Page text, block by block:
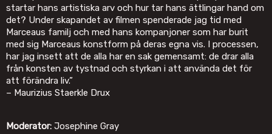
startar hans artistiska arv och hur tar hans ättlingar hand om
det? Under skapandet av filmen spenderade jag tid med
Marceaus familj och med hans kompanjoner som har burit
med sig Marceaus konstform på deras egna vis. I processen,
har jag insett att de alla har en sak gemensamt: de drar alla
från konsten av tystnad och styrkan i att använda det för
att förändra liv.”
– Maurizius Staerkle Drux
Moderator: Josephine Gray